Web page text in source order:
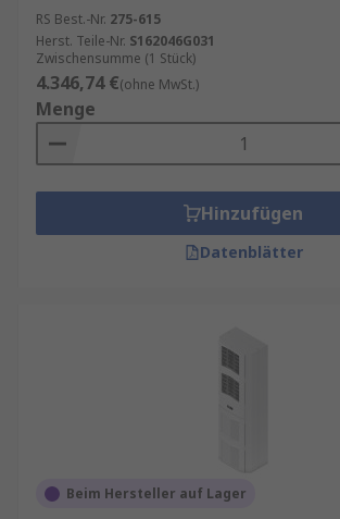
RS Best.-Nr. 275-615
Herst. Teile-Nr. S162046G031
Zwischensumme (1 Stück)
4.346,74 €(ohne MwSt.)
Menge
Hinzufügen
Datenblätter
Beim Hersteller auf Lager